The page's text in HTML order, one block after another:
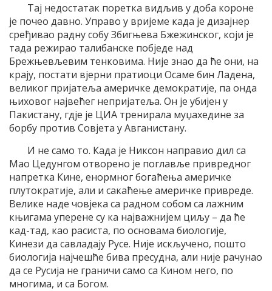
Тај недостатак поретка видљив у доба короне
је почео давно. Управо у вријеме када је дизајнер
сређивао радну собу Збигњева Бжежинског, који је
тада режирао талибанске побједе над
Брежњевљевим тенковима. Није знао да ће они, на
крају, постати вјерни пратиоци Осаме бин Ладена,
великог пријатеља америчке демократије, па онда
њиховог највећег непријатеља. Он је убијен у
Пакистану, гдје је ЦИА тренирала муџахедине за
борбу против Совјета у Авганистану.
И не само то. Када је Никсон направио дил са
Мао Цедунгом отворено је поглавље привредног
напретка Кине, енормног богаћења америчке
плутократије, али и сакаћење америчке привреде.
Велике наде човјека са радном собом са лажним
књигама уперене су ка најважнијем циљу – да ће
кад-тад, као расиста, по основама биологије,
Кинези да савладају Русе. Није искључено, пошто
биологија најчешће бива пресудна, али није рачунао
да се Русија не граничи само са Кином него, по
многима, и са Богом.